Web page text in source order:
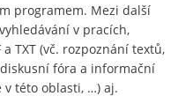
programem. Mezi další
v pracích,
TXT (vč. rozpoznání textů,
fóra a informační
v této oblasti, …) aj.